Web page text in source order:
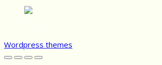
Wordpress themes